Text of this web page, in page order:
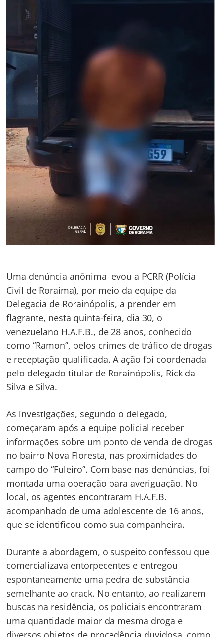
Uma denúncia anônima levou a PCRR (Polícia
Civil de Roraima), por meio da equipe da
Delegacia de Rorainópolis, a prender em
flagrante, nesta quinta-feira, dia 30, o
venezuelano H.A.F.B., de 28 anos, conhecido
como “Ramon”, pelos crimes de tráfico de drogas
e receptação qualificada. A ação foi coordenada
pelo delegado titular de Rorainópolis, Rick da
Silva e Silva.
As investigações, segundo o delegado,
começaram após a equipe policial receber
informações sobre um ponto de venda de drogas
no bairro Nova Floresta, nas proximidades do
campo do “Fuleiro”. Com base nas denúncias, foi
montada uma operação para averiguação. No
local, os agentes encontraram H.A.F.B.
acompanhado de uma adolescente de 16 anos,
que se identificou como sua companheira.
Durante a abordagem, o suspeito confessou que
comercializava entorpecentes e entregou
espontaneamente uma pedra de substância
semelhante ao crack. No entanto, ao realizarem
buscas na residência, os policiais encontraram
uma quantidade maior da mesma droga e
diversos objetos de procedência duvidosa, como